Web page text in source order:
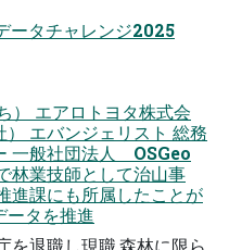
ータチャレンジ2025
） エアロトヨタ株式会
エバンジェリスト 総務
一般社団法人 OSGeo
業技師として治山事
進課にも所属したことが
ータを推進
を退職し現職 森林に限ら